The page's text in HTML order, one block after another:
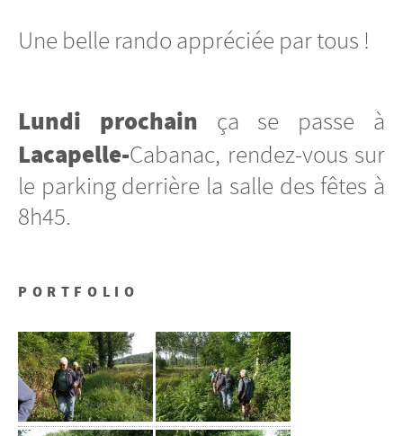
Une belle rando appréciée par tous !
Lundi prochain ça se passe à
Lacapelle-Cabanac, rendez-vous sur
le parking derrière la salle des fêtes à
8h45.
PORTFOLIO